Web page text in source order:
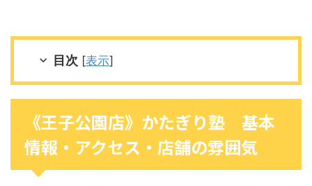
目次 [表示]
《王子公園店》かたぎり塾 基本
情報・アクセス・店舗の雰囲気